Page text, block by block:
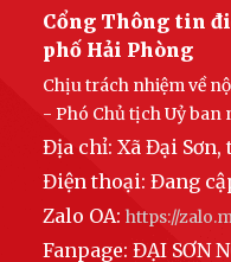
LIÊN KẾT WEB SITE
THỐNG KÊ TRUY CẬP
Đang online: 30